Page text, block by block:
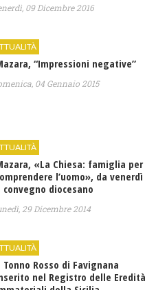
09 Dicembre 2016
Mazara, “Impressioni negative‏”
04 Gennaio 2015
«La Chiesa: famiglia per
l’uomo», da venerdì
convegno diocesano
29 Dicembre 2014
Tonno Rosso di Favignana
nel Registro delle Eredità